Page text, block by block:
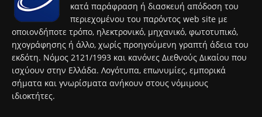
κατά παράφραση ή διασκευή απόδοση του
περιεχομένου του παρόντος web site με
οποιονδήποτε τρόπο, ηλεκτρονικό, μηχανικό, φωτοτυπικό,
ηχογράφησης ή άλλο, χωρίς προηγούμενη γραπτή άδεια του
εκδότη. Νόμος 2121/1993 και κανόνες Διεθνούς Δικαίου που
ισχύουν στην Ελλάδα. Λογότυπα, επωνυμίες, εμπορικά
σήματα και γνωρίσματα ανήκουν στους νόμιμους
ιδιοκτήτες.